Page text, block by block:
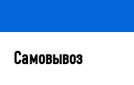
Самовывоз